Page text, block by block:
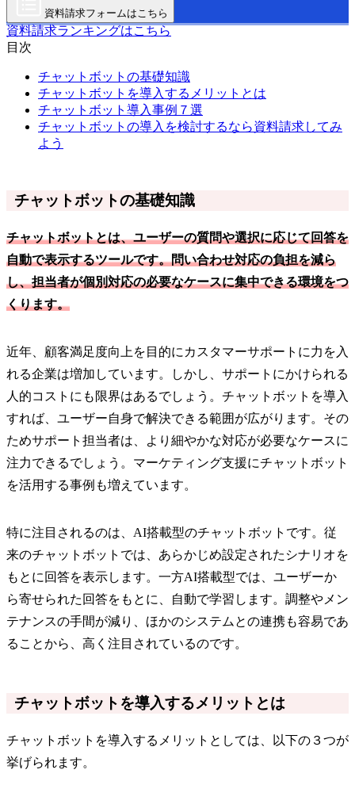
資料請求フォームはこちら
資料請求ランキングはこちら
目次
チャットボットの基礎知識
チャットボットを導入するメリットとは
チャットボット導入事例７選
チャットボットの導入を検討するなら資料請求してみ
よう
チャットボットの基礎知識
チャットボットとは、ユーザーの質問や選択に応じて回答を
自動で表示するツールです。問い合わせ対応の負担を減ら
し、担当者が個別対応の必要なケースに集中できる環境をつ
くります。
近年、顧客満足度向上を目的にカスタマーサポートに力を入
れる企業は増加しています。しかし、サポートにかけられる
人的コストにも限界はあるでしょう。チャットボットを導入
すれば、ユーザー自身で解決できる範囲が広がります。その
ためサポート担当者は、より細やかな対応が必要なケースに
注力できるでしょう。マーケティング支援にチャットボット
を活用する事例も増えています。
特に注目されるのは、AI搭載型のチャットボットです。従
来のチャットボットでは、あらかじめ設定されたシナリオを
もとに回答を表示します。一方AI搭載型では、ユーザーか
ら寄せられた回答をもとに、自動で学習します。調整やメン
テナンスの手間が減り、ほかのシステムとの連携も容易であ
ることから、高く注目されているのです。
チャットボットを導入するメリットとは
チャットボットを導入するメリットとしては、以下の３つが
挙げられます。